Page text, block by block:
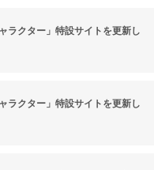
ラクター」特設サイトを更新し
ラクター」特設サイトを更新し